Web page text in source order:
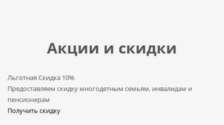
Акции и скидки
Льготная Скидка 10%
Предоставляем скидку многодетным семьям, инвалидам и
пенсионерам
Получить скидку